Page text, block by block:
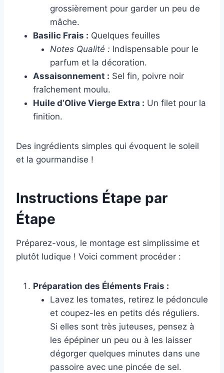
grossièrement pour garder un peu de
mâche.
Basilic Frais : Quelques feuilles
Notes Qualité : Indispensable pour le
parfum et la décoration.
Assaisonnement : Sel fin, poivre noir
fraîchement moulu.
Huile d’Olive Vierge Extra : Un filet pour la
finition.
Des ingrédients simples qui évoquent le soleil
et la gourmandise !
Instructions Étape par
Étape
Préparez-vous, le montage est simplissime et
plutôt ludique ! Voici comment procéder :
Préparation des Éléments Frais :
Lavez les tomates, retirez le pédoncule
et coupez-les en petits dés réguliers.
Si elles sont très juteuses, pensez à
les épépiner un peu ou à les laisser
dégorger quelques minutes dans une
passoire avec une pincée de sel.